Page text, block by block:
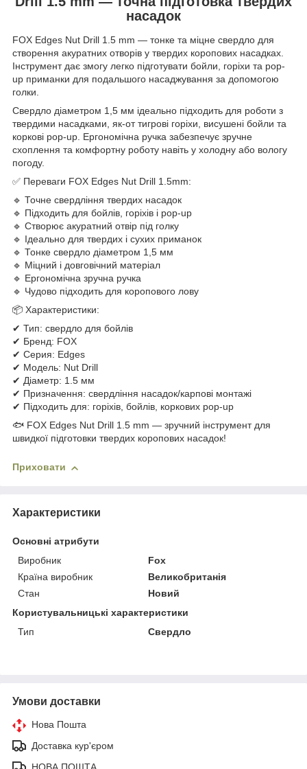
насадок
FOX Edges Nut Drill 1.5 mm — тонке та міцне свердло для
створення акуратних отворів у твердих коропових насадках.
Інструмент дає змогу легко підготувати бойли, горіхи та pop-
up приманки для подальшого насаджування за допомогою
голки.
Свердло діаметром 1,5 мм ідеально підходить для роботи з
твердими насадками, як-от тигрові горіхи, висушені бойли та
коркові pop-up. Ергономічна ручка забезпечує зручне
схоплення та комфортну роботу навіть у холодну або вологу
погоду.
✅ Переваги FOX Edges Nut Drill 1.5mm:
🔹 Точне свердління твердих насадок
🔹 Підходить для бойлів, горіхів і pop-up
🔹 Створює акуратний отвір під голку
🔹 Ідеально для твердих і сухих приманок
🔹 Тонке свердло діаметром 1,5 мм
🔹 Міцний і довговічний матеріал
🔹 Ергономічна зручна ручка
🔹 Чудово підходить для коропового лову
📦 Характеристики:
✔ Тип: свердло для бойлів
✔ Бренд: FOX
✔ Серия: Edges
✔ Модель: Nut Drill
✔ Діаметр: 1.5 мм
✔ Призначення: свердління насадок/карпові монтажі
✔ Підходить для: горіхів, бойлів, коркових pop-up
🐟 FOX Edges Nut Drill 1.5 mm — зручний інструмент для
швидкої підготовки твердих коропових насадок!
Приховати
Характеристики
Основні атрибути
Виробник
Fox
Країна виробник
Великобританія
Стан
Новий
Користувальницькі характеристики
Тип
Свердло
Умови доставки
Нова Пошта
Доставка кур'єром
НОВА ПОШТА